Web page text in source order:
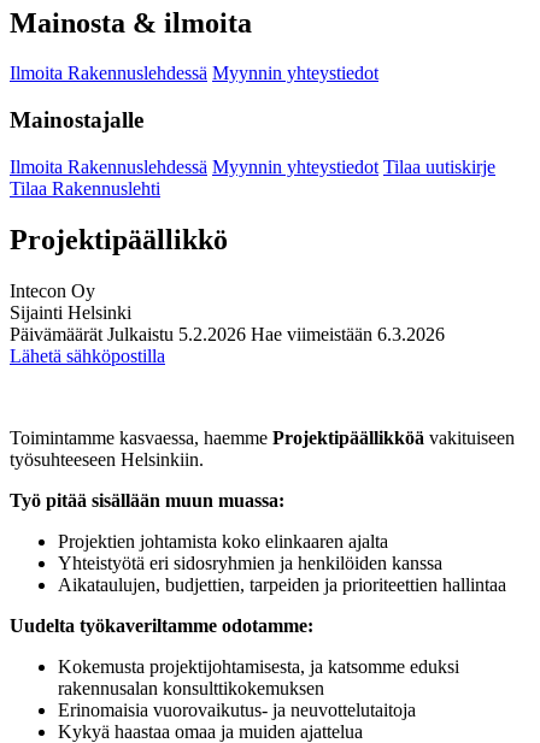
Mainosta & ilmoita
Ilmoita Rakennuslehdessä Myynnin yhteystiedot
Mainostajalle
Ilmoita Rakennuslehdessä Myynnin yhteystiedot Tilaa uutiskirje
Tilaa Rakennuslehti
Projektipäällikkö
Intecon Oy
Sijainti Helsinki
Päivämäärät Julkaistu 5.2.2026 Hae viimeistään 6.3.2026
Lähetä sähköpostilla
Toimintamme kasvaessa, haemme Projektipäällikköä vakituiseen
työsuhteeseen Helsinkiin.
Työ pitää sisällään muun muassa:
Projektien johtamista koko elinkaaren ajalta
Yhteistyötä eri sidosryhmien ja henkilöiden kanssa
Aikataulujen, budjettien, tarpeiden ja prioriteettien hallintaa
Uudelta työkaveriltamme odotamme:
Kokemusta projektijohtamisesta, ja katsomme eduksi
rakennusalan konsulttikokemuksen
Erinomaisia vuorovaikutus- ja neuvottelutaitoja
Kykyä haastaa omaa ja muiden ajattelua